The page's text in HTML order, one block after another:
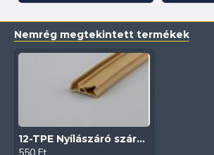
Nemrég megtekintett termékek
12-TPE Nyílászáró szárnyfalc tömítés (Bézs| Fa nyílászárókhoz)